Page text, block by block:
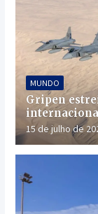
MUNDO
Gripen
15 de julho de